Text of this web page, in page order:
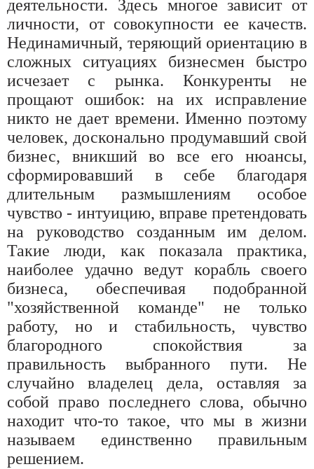
деятельности. Здесь многое зависит от
личности, от совокупности ее качеств.
Нединамичный, теряющий ориентацию в
сложных ситуациях бизнесмен быстро
исчезает с рынка. Конкуренты не
прощают ошибок: на их исправление
никто не дает времени. Именно поэтому
человек, досконально продумавший свой
бизнес, вникший во все его нюансы,
сформировавший в себе благодаря
длительным размышлениям особое
чувство - интуицию, вправе претендовать
на руководство созданным им делом.
Такие люди, как показала практика,
наиболее удачно ведут корабль своего
бизнеса, обеспечивая подобранной
"хозяйственной команде" не только
работу, но и стабильность, чувство
благородного спокойствия за
правильность выбранного пути. Не
случайно владелец дела, оставляя за
собой право последнего слова, обычно
находит что-то такое, что мы в жизни
называем единственно правильным
решением.